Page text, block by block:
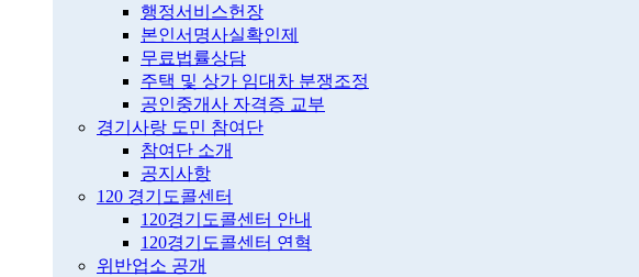
행정서비스헌장
본인서명사실확인제
무료법률상담
주택 및 상가 임대차 분쟁조정
공인중개사 자격증 교부
경기사랑 도민 참여단
참여단 소개
공지사항
120 경기도콜센터
120경기도콜센터 안내
120경기도콜센터 연혁
위반업소 공개